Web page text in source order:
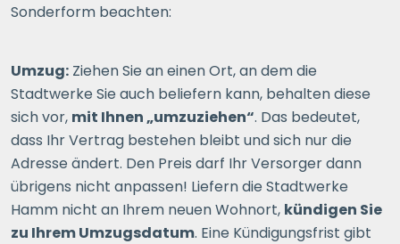
Sonderform beachten:
Umzug: Ziehen Sie an einen Ort, an dem die
Stadtwerke Sie auch beliefern kann, behalten diese
sich vor, mit Ihnen „umzuziehen“. Das bedeutet,
dass Ihr Vertrag bestehen bleibt und sich nur die
Adresse ändert. Den Preis darf Ihr Versorger dann
übrigens nicht anpassen! Liefern die Stadtwerke
Hamm nicht an Ihrem neuen Wohnort, kündigen Sie
zu Ihrem Umzugsdatum. Eine Kündigungsfrist gibt